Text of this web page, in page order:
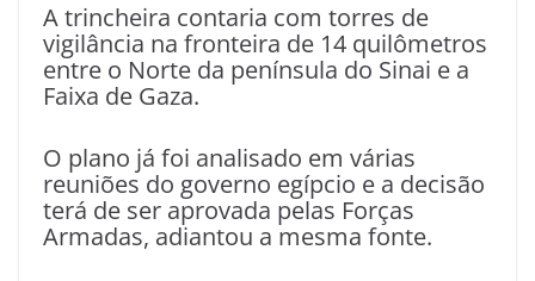
A trincheira contaria com torres de
vigilância na fronteira de 14 quilômetros
entre o Norte da península do Sinai e a
Faixa de Gaza.
O plano já foi analisado em várias
reuniões do governo egípcio e a decisão
terá de ser aprovada pelas Forças
Armadas, adiantou a mesma fonte.